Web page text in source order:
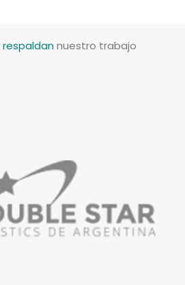
respaldannuestro trabajo